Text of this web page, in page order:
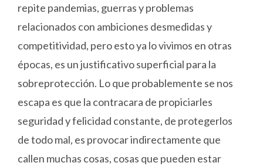
repite pandemias, guerras y problemas
relacionados con ambiciones desmedidas y
competitividad, pero esto ya lo vivimos en otras
épocas, es un justificativo superficial para la
sobreprotección. Lo que probablemente se nos
escapa es que la contracara de propiciarles
seguridad y felicidad constante, de protegerlos
de todo mal, es provocar indirectamente que
callen muchas cosas, cosas que pueden estar